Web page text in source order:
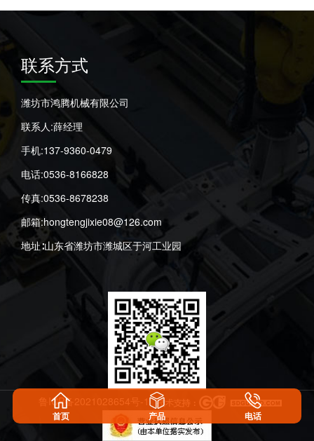
联系方式
潍坊市鸿腾机械有限公司
联系人:薛经理
手机:137-9360-0479
电话:0536-8166828
传真:0536-8678238
邮箱:hongtengjixie08@126.com
地址∶山东省潍坊市潍城区于河工业园
鲁ICP备2021028654号-1
首页 产品 电话